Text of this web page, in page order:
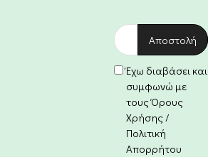
Έχω διαβάσει και
συμφωνώ με
τους Όρους
Χρήσης /
Πολιτική
Απορρήτου